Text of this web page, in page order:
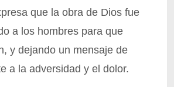
que la obra de Dios fue
a los hombres para que
y dejando un mensaje de
a la adversidad y el dolor.